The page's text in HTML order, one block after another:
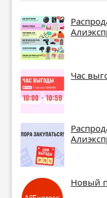
Час
Новый